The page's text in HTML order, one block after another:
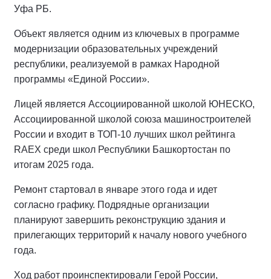
Уфа РБ.
Объект является одним из ключевых в программе
модернизации образовательных учреждений
республики, реализуемой в рамках Народной
программы «Единой России».
Лицей является Ассоциированной школой ЮНЕСКО,
Ассоциированной школой союза машиностроителей
России и входит в ТОП-10 лучших школ рейтинга
RAEX среди школ Республики Башкортостан по
итогам 2025 года.
Ремонт стартовал в январе этого года и идет
согласно графику. Подрядные организации
планируют завершить реконструкцию здания и
прилегающих территорий к началу нового учебного
года.
Ход работ проинспектировали Герой России,